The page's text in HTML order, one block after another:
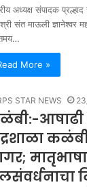
अध्यक्ष संपादक
संत माऊली ज्ञानेश्वर
More »
STAR NEWS
आषाढी